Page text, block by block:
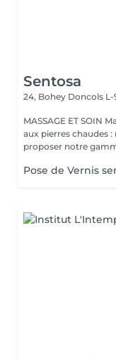
Sentosa
24, Bohey Doncols L-
MASSAGE ET SOIN Massage relaxant, énergisant, destress et
aux pierres chaudes
proposer notre
Pose de Vernis